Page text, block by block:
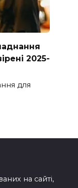
2025-
для
на сайті,